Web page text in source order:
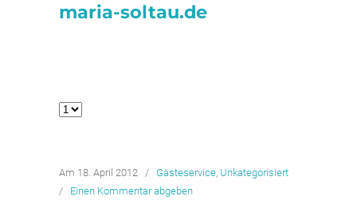
maria-soltau.de
Am 18. April 2012 / Gästeservice, Unkategorisiert
/ Einen Kommentar abgeben